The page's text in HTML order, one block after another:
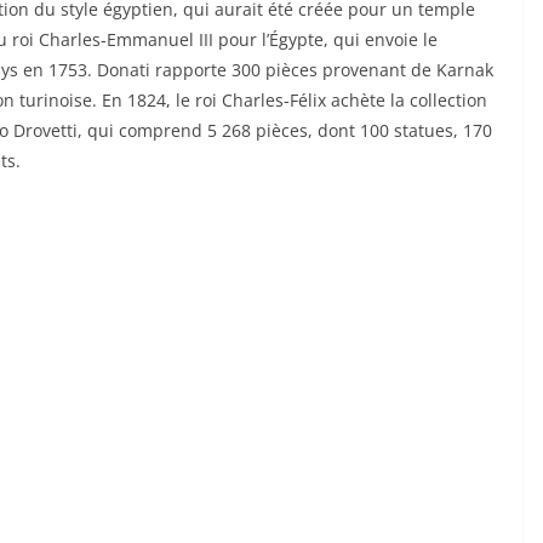
du style égyptien, qui aurait été créée pour un temple
roi Charles-Emmanuel III pour l’Égypte, qui envoie le
en 1753. Donati rapporte 300 pièces provenant de Karnak
turinoise. En 1824, le roi Charles-Félix achète la collection
qui comprend 5 268 pièces, dont 100 statues, 170